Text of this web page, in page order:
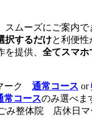
スムーズにご案内で
択するだけと利便性
提供、 全てスマホ
通常コース or
常コースのみ選べま